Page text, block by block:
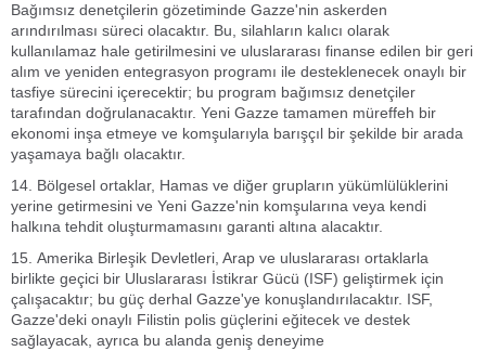
Bağımsız denetçilerin gözetiminde Gazze'nin askerden
arındırılması süreci olacaktır. Bu, silahların kalıcı olarak
kullanılamaz hale getirilmesini ve uluslararası finanse edilen bir geri
alım ve yeniden entegrasyon programı ile desteklenecek onaylı bir
tasfiye sürecini içerecektir; bu program bağımsız denetçiler
tarafından doğrulanacaktır. Yeni Gazze tamamen müreffeh bir
ekonomi inşa etmeye ve komşularıyla barışçıl bir şekilde bir arada
yaşamaya bağlı olacaktır.
14. Bölgesel ortaklar, Hamas ve diğer grupların yükümlülüklerini
yerine getirmesini ve Yeni Gazze'nin komşularına veya kendi
halkına tehdit oluşturmamasını garanti altına alacaktır.
15. Amerika Birleşik Devletleri, Arap ve uluslararası ortaklarla
birlikte geçici bir Uluslararası İstikrar Gücü (ISF) geliştirmek için
çalışacaktır; bu güç derhal Gazze'ye konuşlandırılacaktır. ISF,
Gazze'deki onaylı Filistin polis güçlerini eğitecek ve destek
sağlayacak, ayrıca bu alanda geniş deneyime